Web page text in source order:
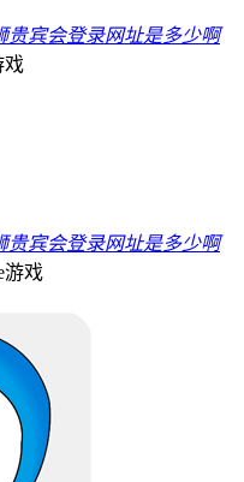
贵宾会登录网址是多少啊
戏
贵宾会登录网址是多少啊
游戏